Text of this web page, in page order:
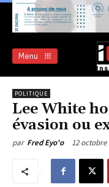
Menu
POLITIQUE
Lee White
évasion ou
par Fred Eyo'o 12 octobre